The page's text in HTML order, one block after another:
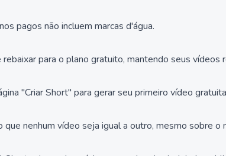
pagos não incluem marcas d'água.
para o plano gratuito, mantendo seus
"Criar Short" para gerar seu primeiro vídeo
nenhum vídeo seja igual a outro, mesmo sobre o